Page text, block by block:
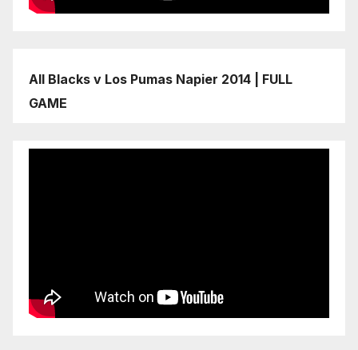
All Blacks v Los Pumas Napier 2014 | FULL
GAME